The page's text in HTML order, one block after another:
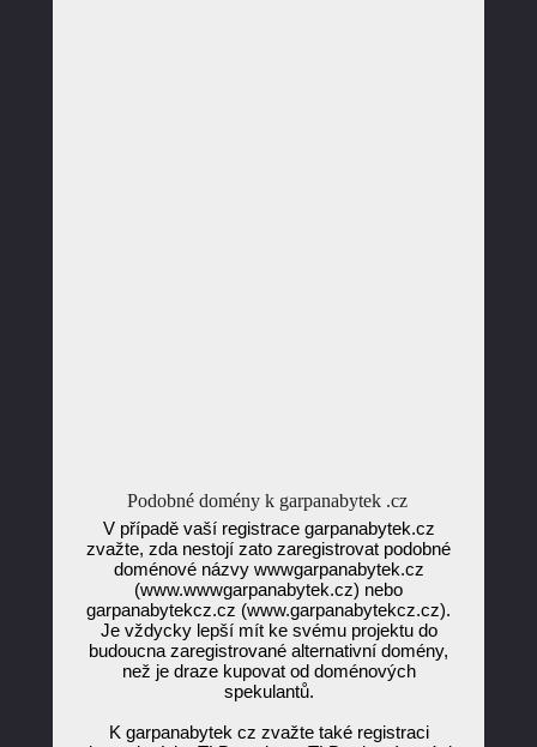
Podobné domény k garpanabytek .cz
V případě vaší registrace garpanabytek.cz
zvažte, zda nestojí zato zaregistrovat podobné
doménové názvy wwwgarpanabytek.cz
(www.wwwgarpanabytek.cz) nebo
garpanabytekcz.cz (www.garpanabytekcz.cz).
Je vždycky lepší mít ke svému projektu do
budoucna zaregistrované alternativní domény,
než je draze kupovat od doménových
spekulantů.
K garpanabytek cz zvažte také registraci